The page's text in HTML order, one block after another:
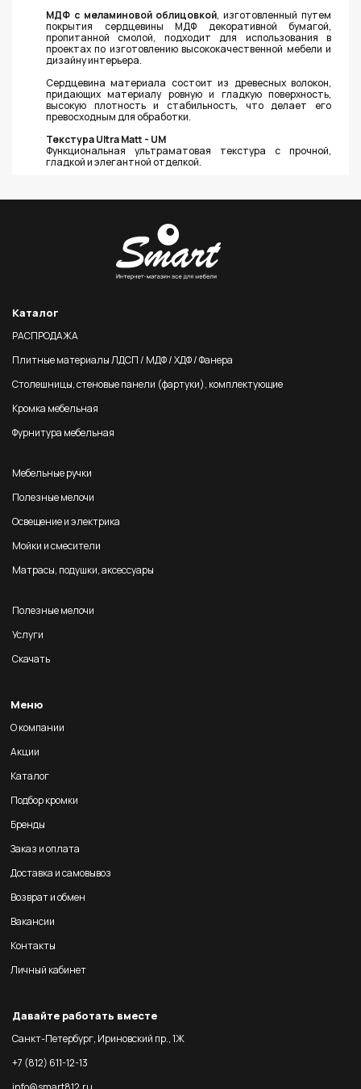
МДФ с меламиновой облицовкой, изготовленный путем
покрытия сердцевины МДФ декоративной бумагой,
пропитанной смолой, подходит для использования в
проектах по изготовлению высококачественной мебели и
дизайну интерьера.
Сердцевина материала состоит из древесных волокон,
придающих материалу ровную и гладкую поверхность,
высокую плотность и стабильность, что делает его
превосходным для обработки.
Текстура Ultra Matt - UM
Функциональная ультраматовая текстура с прочной,
гладкой и элегантной отделкой.
Каталог
РАСПРОДАЖА
Плитные материалы ЛДСП / МДФ / ХДФ / Фанера
Столешницы, стеновые панели (фартуки), комплектующие
Кромка мебельная
Фурнитура мебельная
Мебельные ручки
Полезные мелочи
Освещение и электрика
Мойки и смесители
Матрасы, подушки, аксессуары
Полезные мелочи
Услуги
Скачать
Меню
О компании
Акции
Каталог
Подбор кромки
Бренды
Заказ и оплата
Доставка и самовывоз
Возврат и обмен
Вакансии
Контакты
Личный кабинет
Давайте работать вместе
Санкт-Петербург, Ириновский пр., 1Ж
+7 (812) 611-12-13